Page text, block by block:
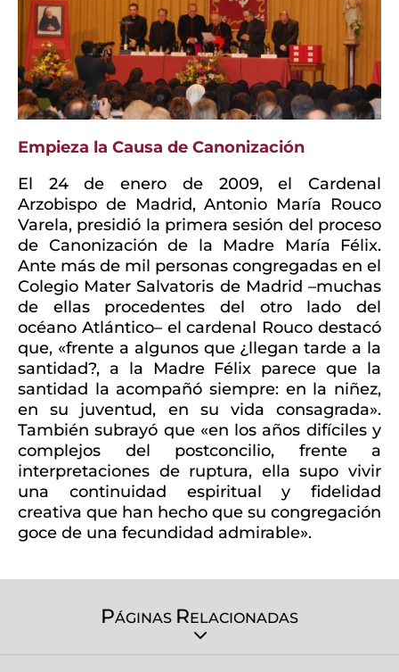
Empieza la Causa de Canonización
El 24 de enero de 2009, el Cardenal
Arzobispo de Madrid, Antonio María Rouco
Varela, presidió la primera sesión del proceso
de Canonización de la Madre María Félix.
Ante más de mil personas congregadas en el
Colegio Mater Salvatoris de Madrid –muchas
de ellas procedentes del otro lado del
océano Atlántico– el cardenal Rouco destacó
que, «frente a algunos que ¿llegan tarde a la
santidad?, a la Madre Félix parece que la
santidad la acompañó siempre: en la niñez,
en su juventud, en su vida consagrada».
También subrayó que «en los años difíciles y
complejos del postconcilio, frente a
interpretaciones de ruptura, ella supo vivir
una continuidad espiritual y fidelidad
creativa que han hecho que su congregación
goce de una fecundidad admirable».
PÁGINAS RELACIONADAS